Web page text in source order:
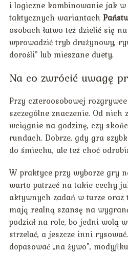
i logiczne kombinowanie jak w
taktycznych wariantach
osobach łatwo też dzielić się
wprowadzić tryb drużynowy,
dorośli” lub mieszane duety.
Na co zwrócić uwagę
Przy czteroosobowej
szczególne znaczenie. Od nich
wciągnie na godzinę, czy
rundach. Dobrze, gdy gra
do śmiechu, ale też choć
W praktyce przy wyborze gry
warto patrzeć na takie cechy
aktywnych zadań w turze oraz
mają realną szansę na
podział na role, bo jedni wolą
strzelać, a jeszcze inni
dopasować „na żywo”,